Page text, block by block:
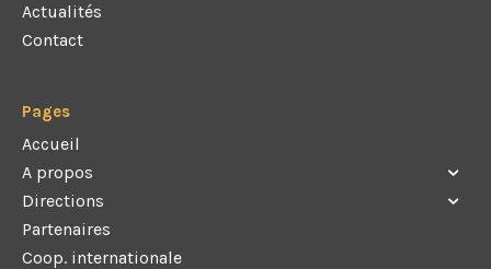
Pages
Accueil
A propos
Directions
Partenaires
Coop. internationale
Actualités
Contact